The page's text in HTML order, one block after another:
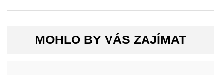
MOHLO BY VÁS ZAJÍMAT